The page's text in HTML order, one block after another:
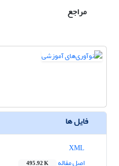
مراجع
فایل ها
اصل مقاله
495.92 K